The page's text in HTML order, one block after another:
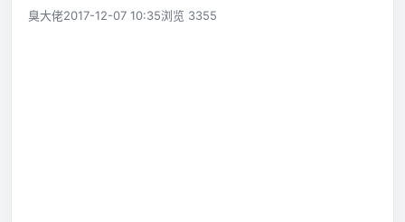
臭大佬2017-12-07 10:35浏览 3355